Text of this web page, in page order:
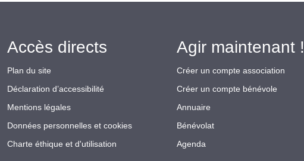
Accès directs
Plan du site
Déclaration d’accessibilité
Mentions légales
Données personnelles et cookies
Charte éthique et d'utilisation
Agir maintenant !
Créer un compte association
Créer un compte bénévole
Annuaire
Bénévolat
Agenda